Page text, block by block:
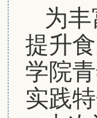
为
提升
学院
实践